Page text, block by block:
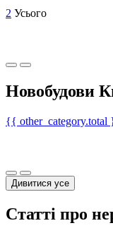
2 Усього
Новобудови
{{ other_category.total
Дивитися усе
Статті про